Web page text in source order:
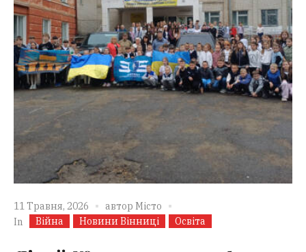
11 Травня, 2026 автор Місто
In
Війна Новини Вінниці Освіта